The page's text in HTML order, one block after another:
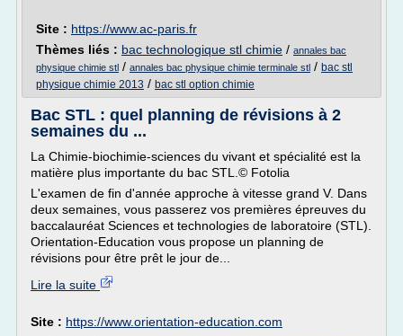
Site : https://www.ac-paris.fr
Thèmes liés : bac technologique stl chimie / annales bac
physique chimie stl / annales bac physique chimie terminale stl / bac stl
physique chimie 2013 / bac stl option chimie
Bac STL : quel planning de révisions à 2
semaines du ...
La Chimie-biochimie-sciences du vivant et spécialité est la
matière plus importante du bac STL.© Fotolia
L'examen de fin d'année approche à vitesse grand V. Dans
deux semaines, vous passerez vos premières épreuves du
baccalauréat Sciences et technologies de laboratoire (STL).
Orientation-Education vous propose un planning de
révisions pour être prêt le jour de...
Lire la suite
Site : https://www.orientation-education.com